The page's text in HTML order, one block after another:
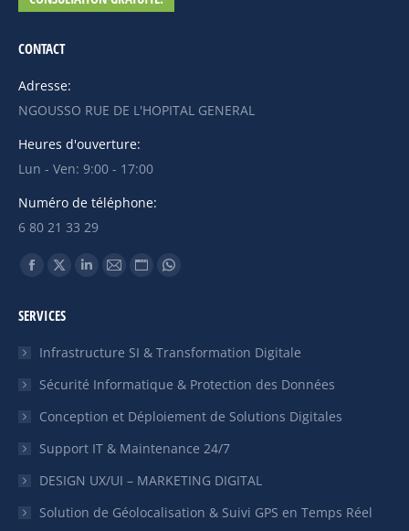
CONTACT
Adresse:
NGOUSSO RUE DE L'HOPITAL GENERAL
Heures d'ouverture:
Lun - Ven: 9:00 - 17:00
Numéro de téléphone:
6 80 21 33 29
Trouvez nous sur :
La
Facebook
s'ouvre
une
nouvelle
fenêtre
La
X
s'ouvre
une
nouvelle
fenêtre
La
s'ouvre
une
nouvelle
fenêtre
La
mail
dans
une
nouvelle
La
Web
dans
une
nouvelle
La
s'ouvre
une
nouvelle
fenêtre
SERVICES
Infrastructure SI & Transformation Digitale
Sécurité Informatique & Protection des Données
Conception et Déploiement de Solutions Digitales
Support IT & Maintenance 24/7
DESIGN UX/UI – MARKETING DIGITAL
Solution de Géolocalisation & Suivi GPS en Temps Réel